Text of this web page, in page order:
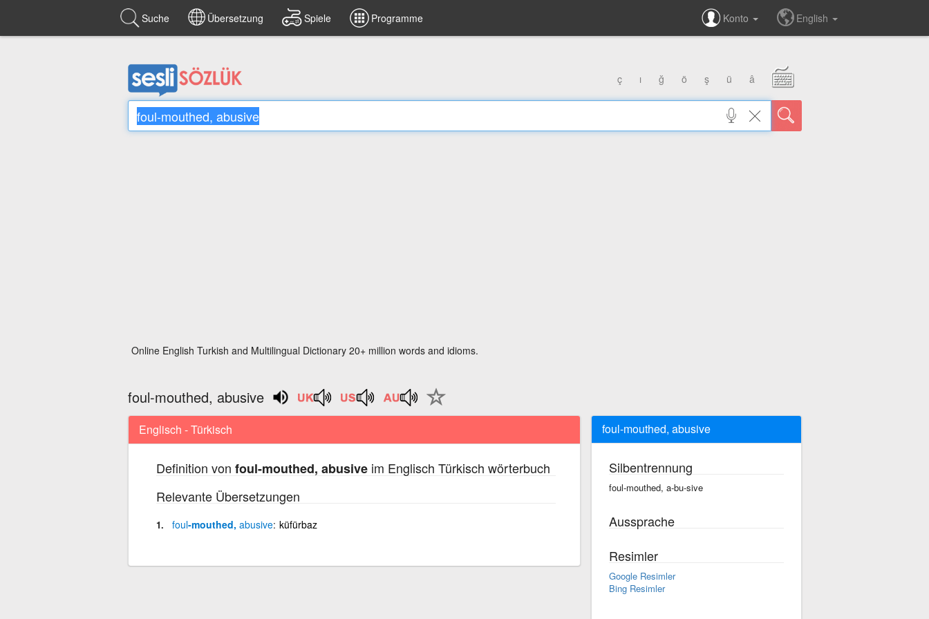
Suche Übersetzung Spiele Programme Konto English
ç ı ğ ö ş ü â
Online English Turkish and Multilingual Dictionary 20+ million words and idioms.
foul-mouthed, abusive
Englisch - Türkisch
Definition von foul-mouthed, abusiveim Englisch Türkisch wörterbuch
Relevante Übersetzungen
foul-mouthed, abusive küfürbaz
foul-mouthed, abusive
Silbentrennung
foul-mouthed, a-bu-sive
Aussprache
Resimler
Google Resimler
Bing Resimler